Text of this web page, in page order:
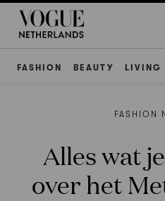
FASHION BEAUTY LIVING
FASHION
Alles wat
over het